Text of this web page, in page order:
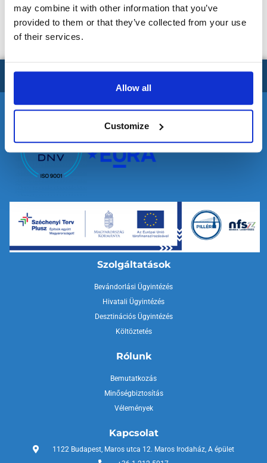
may combine it with other information that you’ve
provided to them or that they’ve collected from your use
of their services.
Allow all
Customize
Cégünk folyamatosan figyeli a vonatkozó jogszabályi változásokat,
tájékoztatjuk ügyfeleinket a témában érkező hírekről.
Határozott elképzelése van? Ossza meg velünk és
Tanúsítványok, tagságok
Szolgáltatások
Bevándorlási Ügyintézés
Hivatali Ügyintézés
Desztinációs Ügyintézés
Költöztetés
Rólunk
Bemutatkozás
Minőségbiztosítás
Vélemények
Kapcsolat
1122 Budapest, Maros utca 12. Maros Irodaház, A épület